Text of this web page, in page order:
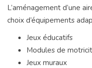
L’aménagement d’une
choix d’équipements
Jeux éducatifs
Modules de
Jeux muraux